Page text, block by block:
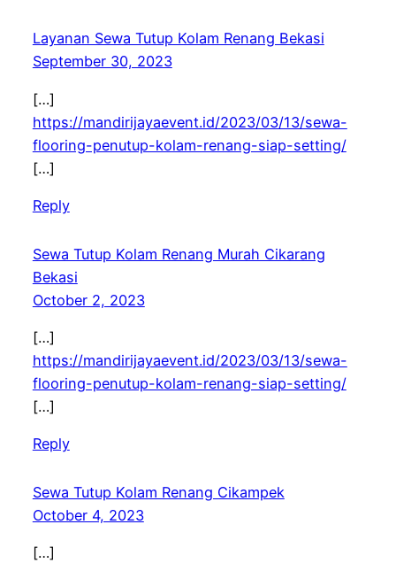
Layanan Sewa Tutup Kolam Renang Bekasi
September 30, 2023
[…]
https://mandirijayaevent.id/2023/03/13/sewa-
flooring-penutup-kolam-renang-siap-setting/
[…]
Reply
Sewa Tutup Kolam Renang Murah Cikarang
Bekasi
October 2, 2023
[…]
https://mandirijayaevent.id/2023/03/13/sewa-
flooring-penutup-kolam-renang-siap-setting/
[…]
Reply
Sewa Tutup Kolam Renang Cikampek
October 4, 2023
[…]